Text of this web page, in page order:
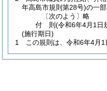
年高島市規則第28号)の一
〔次のよう〕略
付 則(令和6年4月1日
(施行期日)
1
この規則は、令和6年4月1